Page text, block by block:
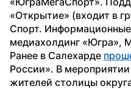
«Открытие» (входит в
Спорт.
медиахолдинг «Югра»,
Ранее в Салехарде
России». В
жителей столицы